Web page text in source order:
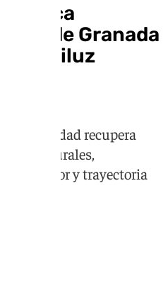
de Granada
Mariluz
la ciudad recupera
culturales,
la labor y trayectoria